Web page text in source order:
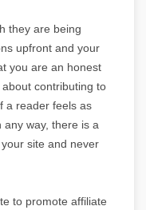
they are being
upfront and your
you are an honest
contributing to
a reader feels as
way, there is a
site and never
to promote affiliate